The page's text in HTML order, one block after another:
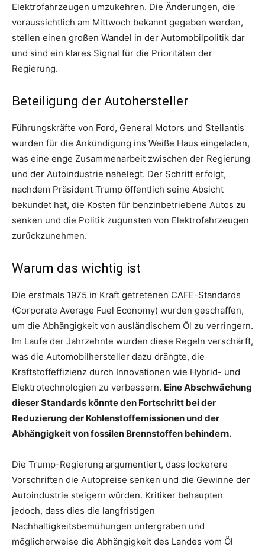
Elektrofahrzeugen umzukehren. Die Änderungen, die
voraussichtlich am Mittwoch bekannt gegeben werden,
stellen einen großen Wandel in der Automobilpolitik dar
und sind ein klares Signal für die Prioritäten der
Regierung.
Beteiligung der Autohersteller
Führungskräfte von Ford, General Motors und Stellantis
wurden für die Ankündigung ins Weiße Haus eingeladen,
was eine enge Zusammenarbeit zwischen der Regierung
und der Autoindustrie nahelegt. Der Schritt erfolgt,
nachdem Präsident Trump öffentlich seine Absicht
bekundet hat, die Kosten für benzinbetriebene Autos zu
senken und die Politik zugunsten von Elektrofahrzeugen
zurückzunehmen.
Warum das wichtig ist
Die erstmals 1975 in Kraft getretenen CAFE-Standards
(Corporate Average Fuel Economy) wurden geschaffen,
um die Abhängigkeit von ausländischem Öl zu verringern.
Im Laufe der Jahrzehnte wurden diese Regeln verschärft,
was die Automobilhersteller dazu drängte, die
Kraftstoffeffizienz durch Innovationen wie Hybrid- und
Elektrotechnologien zu verbessern. Eine Abschwächung
dieser Standards könnte den Fortschritt bei der
Reduzierung der Kohlenstoffemissionen und der
Abhängigkeit von fossilen Brennstoffen behindern.
Die Trump-Regierung argumentiert, dass lockerere
Vorschriften die Autopreise senken und die Gewinne der
Autoindustrie steigern würden. Kritiker behaupten
jedoch, dass dies die langfristigen
Nachhaltigkeitsbemühungen untergraben und
möglicherweise die Abhängigkeit des Landes vom Öl